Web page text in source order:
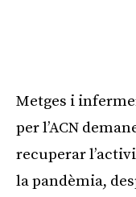
Metges i
per l’ACN
recuperar
la pandèmia,